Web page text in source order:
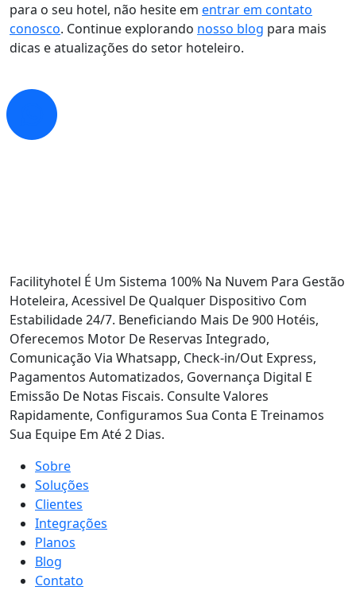
para o seu hotel, não hesite em entrar em contato
conosco. Continue explorando nosso blog para mais
dicas e atualizações do setor hoteleiro.
Facilityhotel É Um Sistema 100% Na Nuvem Para Gestão
Hoteleira, Acessivel De Qualquer Dispositivo Com
Estabilidade 24/7. Beneficiando Mais De 900 Hotéis,
Oferecemos Motor De Reservas Integrado,
Comunicação Via Whatsapp, Check-in/Out Express,
Pagamentos Automatizados, Governança Digital E
Emissão De Notas Fiscais. Consulte Valores
Rapidamente, Configuramos Sua Conta E Treinamos
Sua Equipe Em Até 2 Dias.
Sobre
Soluções
Clientes
Integrações
Planos
Blog
Contato